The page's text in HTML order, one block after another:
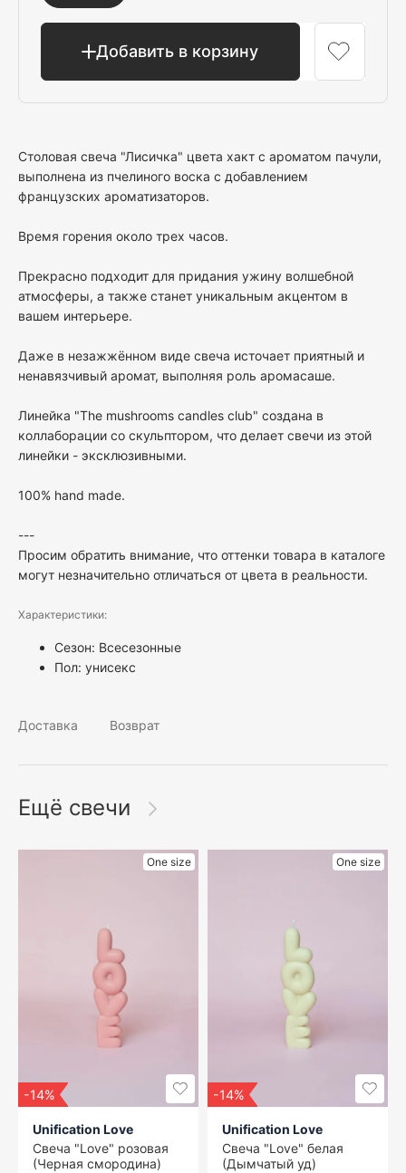
Добавить в корзину
Столовая свеча "Лисичка" цвета хакт с ароматом пачули,
выполнена из пчелиного воска с добавлением
французских ароматизаторов.
Время горения около трех часов.
Прекрасно подходит для придания ужину волшебной
атмосферы, а также станет уникальным акцентом в
вашем интерьере.
Даже в незажжённом виде свеча источает приятный и
ненавязчивый аромат, выполняя роль аромасаше.
Линейка "The mushrooms candles club" создана в
коллаборации со скульптором, что делает свечи из этой
линейки - эксклюзивными.
100% hand made.
---
Просим обратить внимание, что оттенки товара в каталоге
могут незначительно отличаться от цвета в реальности.
Характеристики:
Сезон: Всесезонные
Пол: унисекс
Доставка Возврат
Ещё свечи
One size
-14%
Unification Love
Свеча "Love" розовая
(Черная смородина)
One size
-14%
Unification Love
Свеча "Love" белая
(Дымчатый уд)